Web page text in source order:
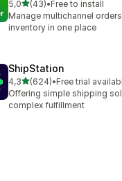
5,0av 5 stjerner
(43)
Totalt 43 omtaler
•Free to install
Manage multichannel
inventory in one place
ShipStation
4,3av 5 stjerner
(624)
Totalt 624 omtaler
•Free trial
Offering simple shipping
complex fulfillment